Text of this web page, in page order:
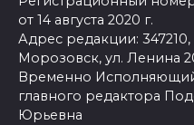
от 14 августа 2020 г.
Адрес редакции: 347210,
Морозовск, ул. Ленина
Временно
главного редактора
Юрьевна